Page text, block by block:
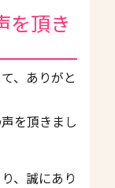
を頂き
、ありがと
を頂きまし
、誠にあり